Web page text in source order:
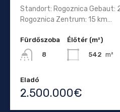
Standort: Rogoznica Gebaut:
Rogoznica Zentrum: 15 km…
Fürdőszoba
8
Élőtér (m²)
542 m²
Eladó
2.500.000€